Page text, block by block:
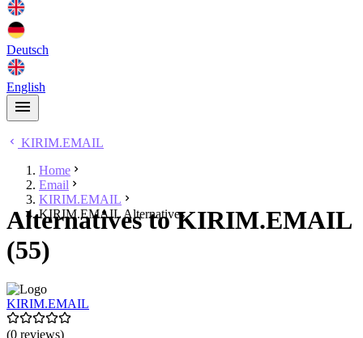
Deutsch
English
KIRIM.EMAIL
Home
Email
KIRIM.EMAIL
KIRIM.EMAIL Alternatives
Alternatives to KIRIM.EMAIL
(55)
KIRIM.EMAIL
(0 reviews)